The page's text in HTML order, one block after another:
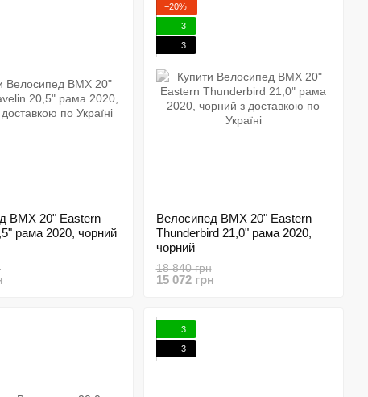
BMX 20" Eastern
рама 2020, чорний
−20%
3
3
Велосипед BMX 20" Eastern
Thunderbird 21,0" рама 2020,
чорний
18 840 грн
15 072 грн
3
3